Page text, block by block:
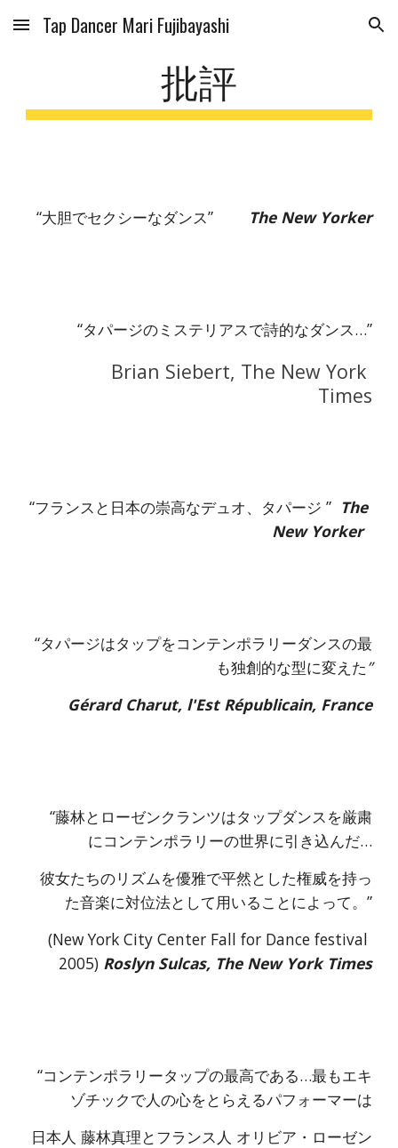
Skip to main content Skip to navigation
Tap Dancer Mari Fujibayashi
批評
“大胆でセクシーなダンス” The New Yorker
“タパージのミステリアスで詩的なダンス…”
Times
“フランスと日本の崇高なデュオ、タパージ ” The
New Yorker
も独創的な型に変えた”
Gérard Charut, l'Est Républicain, France
にコンテンポラリーの世界に引き込んだ…
彼女たちのリズムを優雅で平然とした権威を持っ
た音楽に対位法として用いることによって。”
(New York City Center Fall for Dance festival
2005) Roslyn Sulcas, The New York Times
“コンテンポラリータップの最高である…最もエキ
ゾチックで人の心をとらえるパフォーマーは
日本人 藤林真理とフランス人 オリビア・ローゼン